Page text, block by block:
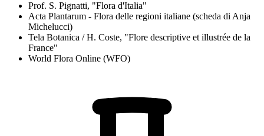
Prof. S. Pignatti, "Flora d'Italia"
Acta Plantarum - Flora delle regioni italiane (scheda di Anja
Michelucci)
Tela Botanica / H. Coste, "Flore descriptive et illustrée de la
France"
World Flora Online (WFO)